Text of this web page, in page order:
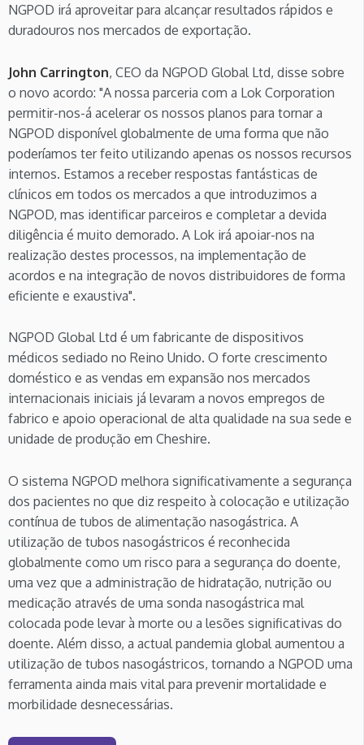
NGPOD irá aproveitar para alcançar resultados rápidos e
duradouros nos mercados de exportação.
John Carrington, CEO da NGPOD Global Ltd, disse sobre
o novo acordo: "A nossa parceria com a Lok Corporation
permitir-nos-á acelerar os nossos planos para tornar a
NGPOD disponível globalmente de uma forma que não
poderíamos ter feito utilizando apenas os nossos recursos
internos. Estamos a receber respostas fantásticas de
clínicos em todos os mercados a que introduzimos a
NGPOD, mas identificar parceiros e completar a devida
diligência é muito demorado. A Lok irá apoiar-nos na
realização destes processos, na implementação de
acordos e na integração de novos distribuidores de forma
eficiente e exaustiva".
NGPOD Global Ltd é um fabricante de dispositivos
médicos sediado no Reino Unido. O forte crescimento
doméstico e as vendas em expansão nos mercados
internacionais iniciais já levaram a novos empregos de
fabrico e apoio operacional de alta qualidade na sua sede e
unidade de produção em Cheshire.
O sistema NGPOD melhora significativamente a segurança
dos pacientes no que diz respeito à colocação e utilização
contínua de tubos de alimentação nasogástrica. A
utilização de tubos nasogástricos é reconhecida
globalmente como um risco para a segurança do doente,
uma vez que a administração de hidratação, nutrição ou
medicação através de uma sonda nasogástrica mal
colocada pode levar à morte ou a lesões significativas do
doente. Além disso, a actual pandemia global aumentou a
utilização de tubos nasogástricos, tornando a NGPOD uma
ferramenta ainda mais vital para prevenir mortalidade e
morbilidade desnecessárias.